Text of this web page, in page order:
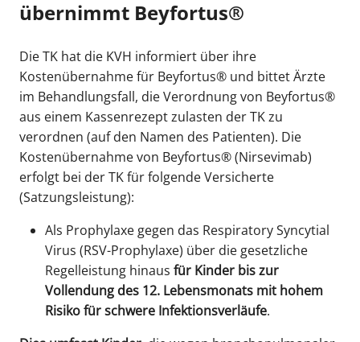
übernimmt Beyfortus®
Die TK hat die KVH informiert über ihre
Kostenübernahme für Beyfortus® und bittet Ärzte
im Behandlungsfall, die Verordnung von Beyfortus®
aus einem Kassenrezept zulasten der TK zu
verordnen (auf den Namen des Patienten). Die
Kostenübernahme von Beyfortus® (Nirsevimab)
erfolgt bei der TK für folgende Versicherte
(Satzungsleistung):
Als Prophylaxe gegen das Respiratory Syncytial
Virus (RSV-Prophylaxe) über die gesetzliche
Regelleistung hinaus für Kinder bis zur
Vollendung des 12. Lebensmonats mit hohem
Risiko für schwere Infektionsverläufe.